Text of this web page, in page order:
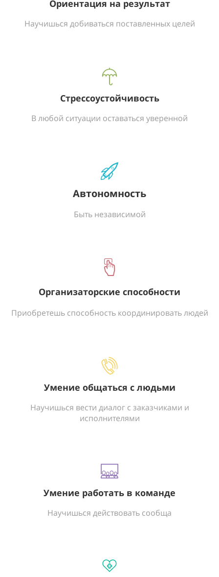
Ориентация на результат
Научишься добиваться поставленных целей
Стрессоустойчивость
В любой ситуации оставаться уверенной
Автономность
Быть независимой
Организаторские способности
Приобретешь способность координировать людей
Умение общаться с людьми
Научишься вести диалог с заказчиками и
исполнителями
Умение работать в команде
Научишься действовать сообща